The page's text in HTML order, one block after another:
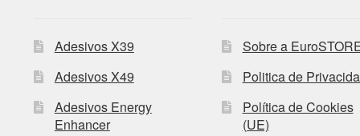
Adesivos X39
Adesivos X49
Adesivos Energy
Enhancer
Sobre a
Politica de
Política de Cookies
(UE)